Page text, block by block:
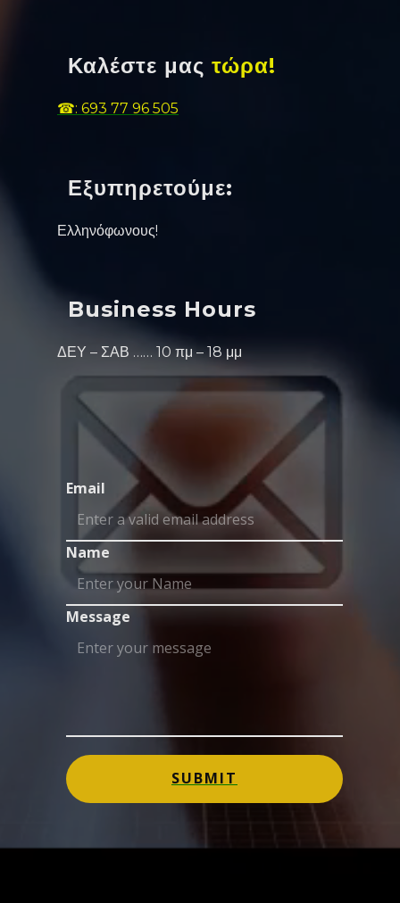
Καλέστε μας τώρα!
☎: 693 77 96 505
Εξυπηρετούμε:
Ελληνόφωνους!
Business Hours
ΔΕΥ – ΣΑΒ …… 10 πμ – 18 μμ
Email
Name
Message
SUBMIT